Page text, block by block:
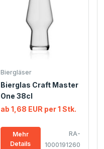
Biergläser
Bierglas Craft Master
One 38cl
ab 1,68 EUR per 1 Stk.
Mehr
Details
RA-
1000191260